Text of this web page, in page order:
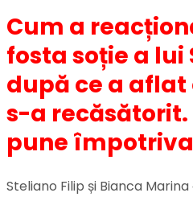
Cum a
fosta soție a lui
după ce a
s-a recăsătorit.
pune
Steliano Filip și Bianca